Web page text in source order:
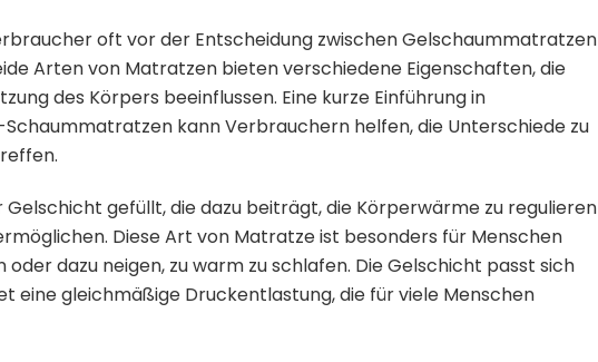
oft vor der Entscheidung zwischen Gelschaummatratzen
Arten von Matratzen bieten verschiedene Eigenschaften, die
des Körpers beeinflussen. Eine kurze Einführung in
kann Verbrauchern helfen, die Unterschiede zu
gefüllt, die dazu beiträgt, die Körperwärme zu regulieren
Diese Art von Matratze ist besonders für Menschen
dazu neigen, zu warm zu schlafen. Die Gelschicht passt sich
eine gleichmäßige Druckentlastung, die für viele Menschen